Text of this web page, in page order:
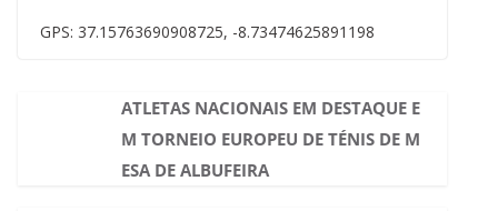
GPS: 37.15763690908725, -8.73474625891198
ATLETAS NACIONAIS EM DESTAQUE E
M TORNEIO EUROPEU DE TÉNIS DE M
ESA DE ALBUFEIRA